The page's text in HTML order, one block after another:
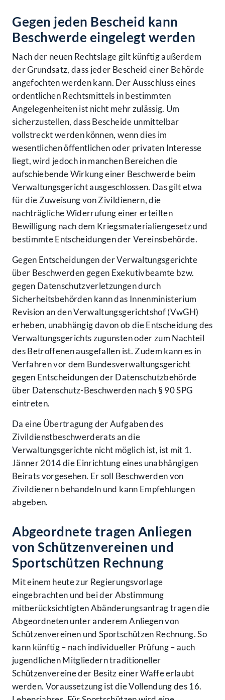
Gegen jeden Bescheid kann
Beschwerde eingelegt werden
Nach der neuen Rechtslage gilt künftig außerdem
der Grundsatz, dass jeder Bescheid einer Behörde
angefochten werden kann. Der Ausschluss eines
ordentlichen Rechtsmittels in bestimmten
Angelegenheiten ist nicht mehr zulässig. Um
sicherzustellen, dass Bescheide unmittelbar
vollstreckt werden können, wenn dies im
wesentlichen öffentlichen oder privaten Interesse
liegt, wird jedoch in manchen Bereichen die
aufschiebende Wirkung einer Beschwerde beim
Verwaltungsgericht ausgeschlossen. Das gilt etwa
für die Zuweisung von Zivildienern, die
nachträgliche Widerrufung einer erteilten
Bewilligung nach dem Kriegsmaterialiengesetz und
bestimmte Entscheidungen der Vereinsbehörde.
Gegen Entscheidungen der Verwaltungsgerichte
über Beschwerden gegen Exekutivbeamte bzw.
gegen Datenschutzverletzungen durch
Sicherheitsbehörden kann das Innenministerium
Revision an den Verwaltungsgerichtshof (VwGH)
erheben, unabhängig davon ob die Entscheidung des
Verwaltungsgerichts zugunsten oder zum Nachteil
des Betroffenen ausgefallen ist. Zudem kann es in
Verfahren vor dem Bundesverwaltungsgericht
gegen Entscheidungen der Datenschutzbehörde
über Datenschutz-Beschwerden nach § 90 SPG
eintreten.
Da eine Übertragung der Aufgaben des
Zivildienstbeschwerderats an die
Verwaltungsgerichte nicht möglich ist, ist mit 1.
Jänner 2014 die Einrichtung eines unabhängigen
Beirats vorgesehen. Er soll Beschwerden von
Zivildienern behandeln und kann Empfehlungen
abgeben.
Abgeordnete tragen Anliegen
von Schützenvereinen und
Sportschützen Rechnung
Mit einem heute zur Regierungsvorlage
eingebrachten und bei der Abstimmung
mitberücksichtigten Abänderungsantrag tragen die
Abgeordneten unter anderem Anliegen von
Schützenvereinen und Sportschützen Rechnung. So
kann künftig – nach individueller Prüfung – auch
jugendlichen Mitgliedern traditioneller
Schützenvereine der Besitz einer Waffe erlaubt
werden. Voraussetzung ist die Vollendung des 16.